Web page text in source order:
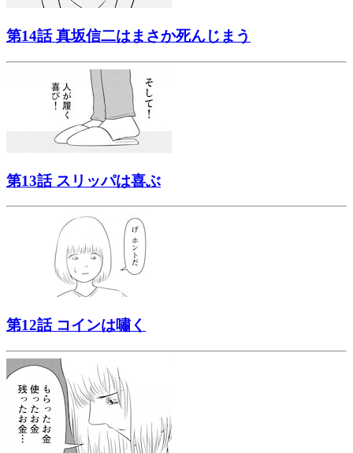
第14話 真坂信二はまさか死んじまう
第13話 スリッパは喜ぶ
第12話 コインは嘯く